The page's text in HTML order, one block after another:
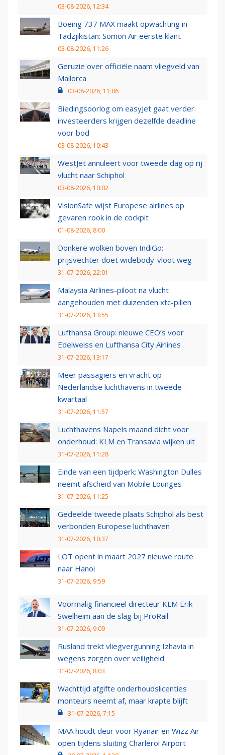
03-08-2026, 12:34
Boeing 737 MAX maakt opwachting in
Tadzjikistan: Somon Air eerste klant
03-08-2026, 11:26
Geruzie over officiële naam vliegveld van
Mallorca
03-08-2026, 11:06
Biedingsoorlog om easyJet gaat verder:
investeerders krijgen dezelfde deadline
voor bod
03-08-2026, 10:43
WestJet annuleert voor tweede dag op rij
vlucht naar Schiphol
03-08-2026, 10:02
VisionSafe wijst Europese airlines op
gevaren rook in de cockpit
01-08-2026, 8:00
Donkere wolken boven IndiGo:
prijsvechter doet widebody-vloot weg
31-07-2026, 22:01
Malaysia Airlines-piloot na vlucht
aangehouden met duizenden xtc-pillen
31-07-2026, 13:55
Lufthansa Group: nieuwe CEO’s voor
Edelweiss en Lufthansa City Airlines
31-07-2026, 13:17
Meer passagiers en vracht op
Nederlandse luchthavens in tweede
kwartaal
31-07-2026, 11:57
Luchthavens Napels maand dicht voor
onderhoud: KLM en Transavia wijken uit
31-07-2026, 11:28
Einde van een tijdperk: Washington Dulles
neemt afscheid van Mobile Lounges
31-07-2026, 11:25
Gedeelde tweede plaats Schiphol als best
verbonden Europese luchthaven
31-07-2026, 10:37
LOT opent in maart 2027 nieuwe route
naar Hanoi
31-07-2026, 9:59
Voormalig financieel directeur KLM Erik
Swelheim aan de slag bij ProRail
31-07-2026, 9:09
Rusland trekt vliegvergunning Izhavia in
wegens zorgen over veiligheid
31-07-2026, 8:03
Wachttijd afgifte onderhoudslicenties
monteurs neemt af, maar krapte blijft
31-07-2026, 7:15
MAA houdt deur voor Ryanair en Wizz Air
open tijdens sluiting Charleroi Airport